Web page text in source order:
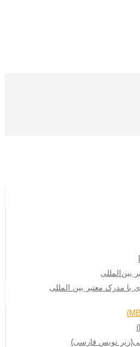
با مدرک معتبر بین المللی
نویس فارسی)